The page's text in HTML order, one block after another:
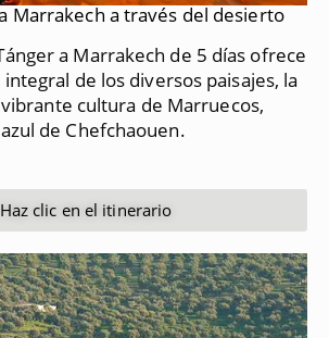
Marrakech a través del desierto
a Marrakech de 5 días ofrece
de los diversos paisajes, la
cultura de Marruecos,
de Chefchaouen.
Haz clic en el itinerario